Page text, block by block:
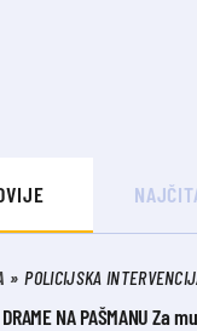
POLICIJSKA
NA PAŠMANU Za